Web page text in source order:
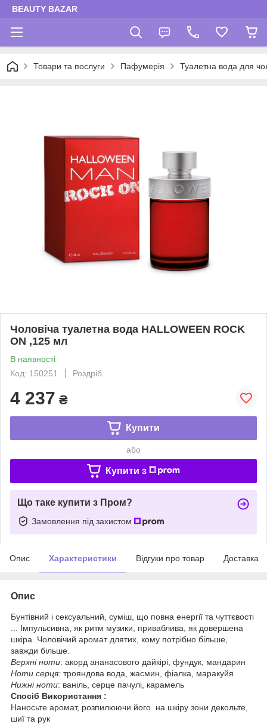
BEAUTY BAZAR
Товари та послуги Пафумерія Туалетна вода для
Чоловіча туалетна вода HALLOWEEN ROCK
ON ,125 мл
В наявності
Код: 150251
Роздріб
4 237 ₴
Купити
або
Купити з
Що таке купити з Пром?
Замовлення під захистом
Опис Характеристики Відгуки про товар Доставка
Опис
Бунтівний і сексуальний, суміш, що повна енергії та чуттєвості
... Імпульсивна, як ритм музики, приваблива, як довершена
шкіра. Чоловічий аромат длятих, кому потрібно більше,
завжди більше.
Верхні ноти: акорд ананасового дайкірі, фундук, мандарин
Ноти серця: трояндова вода, жасмин, фіалка, маракуйя
Нижні ноти: ваніль, серце пачулі, карамель
Спосіб Використання :
Наносьте аромат, розпилюючи його на шкіру зони декольте,
шиї та рук